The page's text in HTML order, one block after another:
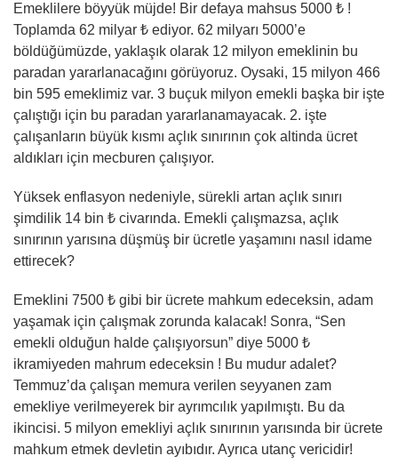
Emeklilere böyyük müjde! Bir defaya mahsus 5000 ₺ !
Toplamda 62 milyar ₺ ediyor. 62 milyarı 5000’e
böldüğümüzde, yaklaşık olarak 12 milyon emeklinin bu
paradan yararlanacağını görüyoruz. Oysaki, 15 milyon 466
bin 595 emeklimiz var. 3 buçuk milyon emekli başka bir işte
çalıştığı için bu paradan yararlanamayacak. 2. işte
çalışanların büyük kısmı açlık sınırının çok altinda ücret
aldıkları için mecburen çalışıyor.
Yüksek enflasyon nedeniyle, sürekli artan açlık sınırı
şimdilik 14 bin ₺ civarında. Emekli çalışmazsa, açlık
sınırının yarısına düşmüş bir ücretle yaşamını nasıl idame
ettirecek?
Emeklini 7500 ₺ gibi bir ücrete mahkum edeceksin, adam
yaşamak için çalışmak zorunda kalacak! Sonra, “Sen
emekli olduğun halde çalışıyorsun” diye 5000 ₺
ikramiyeden mahrum edeceksin ! Bu mudur adalet?
Temmuz’da çalışan memura verilen seyyanen zam
emekliye verilmeyerek bir ayrımcılık yapılmıştı. Bu da
ikincisi. 5 milyon emekliyi açlık sınırının yarısında bir ücrete
mahkum etmek devletin ayıbıdır. Ayrıca utanç vericidir!